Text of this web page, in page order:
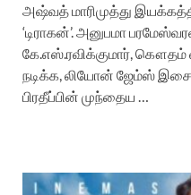
அஷ்வத் மாரிமுத்து
‘டிராகன்’. அனுபமா
கே.எஸ்.ரவிக்குமார்,
நடிக்க, லியோன் ஜேம்ஸ்
பிரதீப்பின் முந்தைய …